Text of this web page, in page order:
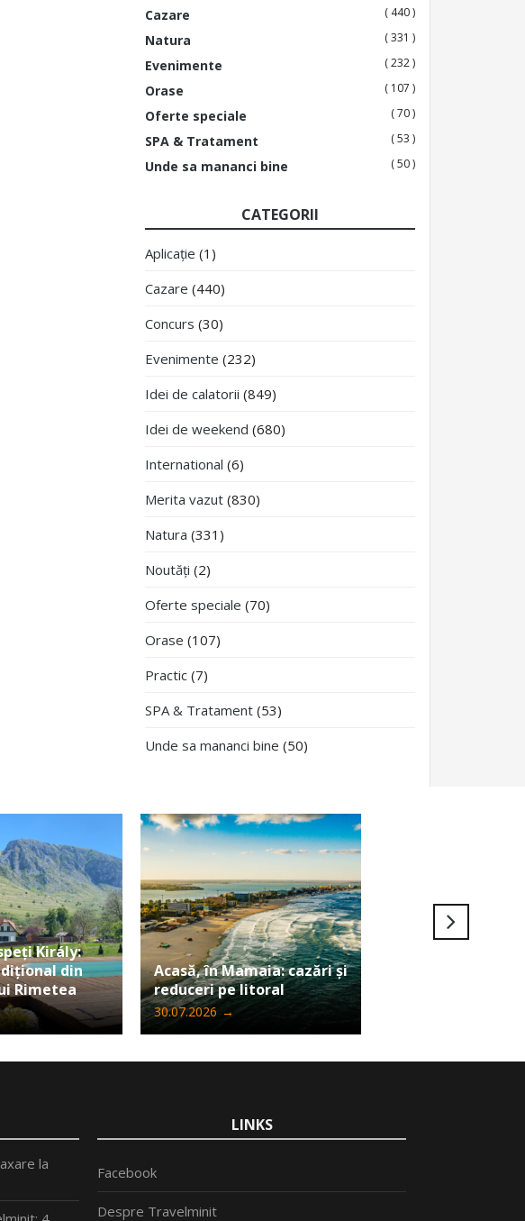
Cazare ( 440 )
Natura ( 331 )
Evenimente ( 232 )
Orase ( 107 )
Oferte speciale ( 70 )
SPA & Tratament ( 53 )
Unde sa mananci bine ( 50 )
CATEGORII
Aplicație (1)
Cazare (440)
Concurs (30)
Evenimente (232)
Idei de calatorii (849)
Idei de weekend (680)
International (6)
Merita vazut (830)
Natura (331)
Noutăți (2)
Oferte speciale (70)
Orase (107)
Practic (7)
SPA & Tratament (53)
Unde sa mananci bine (50)
Király:
din
Rimetea
Acasă, în Mamaia: cazări și
reduceri pe litoral
30.07.2026 →
la
LINKS
Facebook
Despre Travelminit